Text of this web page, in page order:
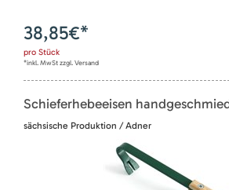
38,85€*
pro Stück
*inkl. MwSt zzgl. Versand
Schieferhebeeisen
sächsische Produktion / Adner